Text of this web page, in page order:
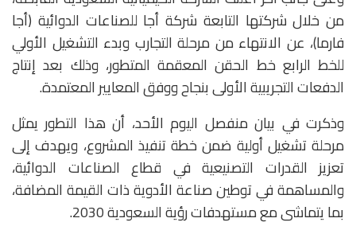
من خلال شركتها التابعة شركة أجا للصناعات الدوائية (أجا
فارما)، عن الانتهاء من مرحلة التجارب وبدء التشغيل الأولي
للخط الرابع خط الحقن المعقمة المتطور، وذلك بعد إنتاج
الدفعات التجريبية الأولى بنجاح ووفق المعايير المعتمدة.
وذكرت في بيان منفصل اليوم الأحد، أن هذا التطور يمثل
مرحلة تشغيل أولية ضمن خطة تنفيذ المشروع، ويهدف إلى
تعزيز القدرات التصنيعية في قطاع الصناعات الدوائية،
والمساهمة في توطين صناعة الأدوية ذات القيمة المضافة،
بما يتماشى مع مستهدفات رؤية السعودية 2030.